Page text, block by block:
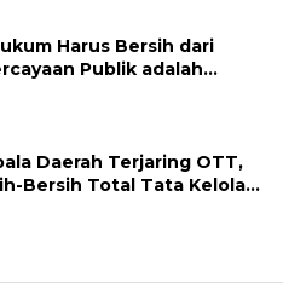
Harus Bersih dari
Publik adalah
Daerah Terjaring OTT,
Bersih Total Tata Kelola